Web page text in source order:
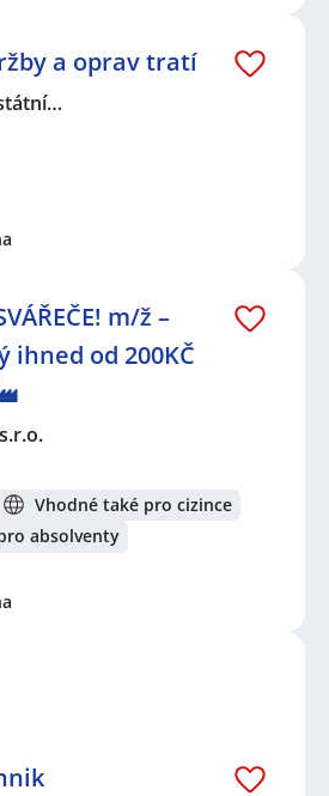
a oprav tratí
m/ž –
ihned od 200KČ
Vhodné také pro cizince
absolventy